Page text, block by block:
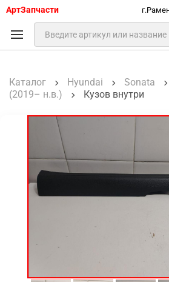
АртЗапчасти
Каталог Hyundai Sonata
(2019– н.в.)
Кузов внутри